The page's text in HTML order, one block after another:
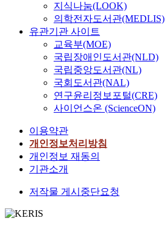
지식나눔(LOOK)
의학전자도서관(MEDLIS)
유관기관 사이트
교육부(MOE)
국립장애인도서관(NLD)
국립중앙도서관(NL)
국회도서관(NAL)
연구윤리정보포털(CRE)
사이언스온 (ScienceON)
이용약관
개인정보처리방침
개인정보 재동의
기관소개
저작물 게시중단요청